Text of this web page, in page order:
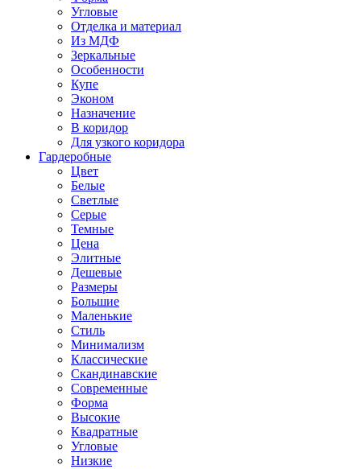
Угловые
Отделка и материал
Из МДФ
Зеркальные
Особенности
Купе
Эконом
Назначение
В коридор
Для узкого коридора
Гардеробные
Цвет
Белые
Светлые
Серые
Темные
Цена
Элитные
Дешевые
Размеры
Большие
Маленькие
Стиль
Минимализм
Классические
Скандинавские
Современные
Форма
Высокие
Квадратные
Угловые
Низкие